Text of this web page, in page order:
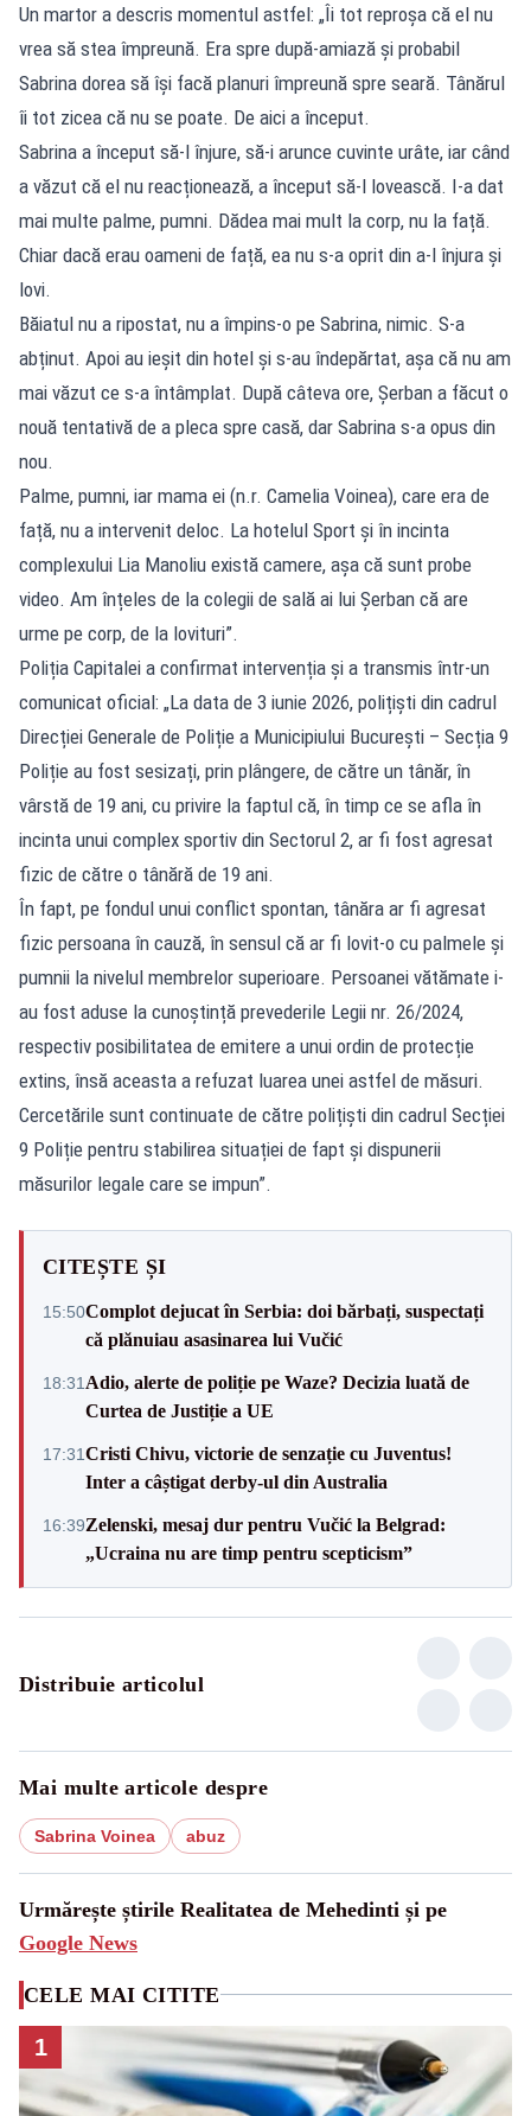
Un martor a descris momentul astfel: „Îi tot reproșa că el nu
vrea să stea împreună. Era spre după-amiază și probabil
Sabrina dorea să își facă planuri împreună spre seară. Tânărul
îi tot zicea că nu se poate. De aici a început.
Sabrina a început să-l înjure, să-i arunce cuvinte urâte, iar când
a văzut că el nu reacționează, a început să-l lovească. I-a dat
mai multe palme, pumni. Dădea mai mult la corp, nu la față.
Chiar dacă erau oameni de față, ea nu s-a oprit din a-l înjura și
lovi.
Băiatul nu a ripostat, nu a împins-o pe Sabrina, nimic. S-a
abținut. Apoi au ieșit din hotel și s-au îndepărtat, așa că nu am
mai văzut ce s-a întâmplat. După câteva ore, Șerban a făcut o
nouă tentativă de a pleca spre casă, dar Sabrina s-a opus din
nou.
Palme, pumni, iar mama ei (n.r. Camelia Voinea), care era de
față, nu a intervenit deloc. La hotelul Sport și în incinta
complexului Lia Manoliu există camere, așa că sunt probe
video. Am înțeles de la colegii de sală ai lui Șerban că are
urme pe corp, de la lovituri”.
Poliția Capitalei a confirmat intervenția și a transmis într-un
comunicat oficial: „La data de 3 iunie 2026, polițiști din cadrul
Direcției Generale de Poliție a Municipiului București – Secția 9
Poliție au fost sesizați, prin plângere, de către un tânăr, în
vârstă de 19 ani, cu privire la faptul că, în timp ce se afla în
incinta unui complex sportiv din Sectorul 2, ar fi fost agresat
fizic de către o tânără de 19 ani.
În fapt, pe fondul unui conflict spontan, tânăra ar fi agresat
fizic persoana în cauză, în sensul că ar fi lovit-o cu palmele și
pumnii la nivelul membrelor superioare. Persoanei vătămate i-
au fost aduse la cunoștință prevederile Legii nr. 26/2024,
respectiv posibilitatea de emitere a unui ordin de protecție
extins, însă aceasta a refuzat luarea unei astfel de măsuri.
Cercetările sunt continuate de către polițiști din cadrul Secției
9 Poliție pentru stabilirea situației de fapt și dispunerii
măsurilor legale care se impun”.
CITEȘTE ȘI
15:50Complot dejucat în Serbia: doi bărbați, suspectați
că plănuiau asasinarea lui Vučić
18:31 Adio, alerte de poliție pe Waze? Decizia luată de
Curtea de Justiție a UE
17:31Cristi Chivu, victorie de senzație cu Juventus!
Inter a câștigat derby-ul din Australia
16:39Zelenski, mesaj dur pentru Vučić la Belgrad:
„Ucraina nu are timp pentru scepticism”
Distribuie articolul
Mai multe articole despre
Sabrina Voinea abuz
Urmărește știrile Realitatea de Mehedinti și pe
Google News
CELE MAI CITITE
1